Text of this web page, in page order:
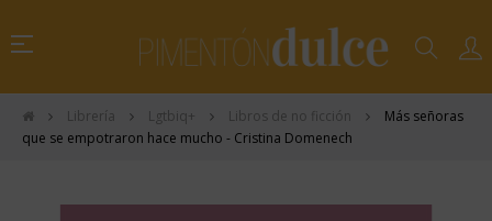
Navegación
palanca
☰
Librería Lgtbiq+ Libros de no ficción
Más señoras
que se empotraron hace mucho - Cristina Domenech